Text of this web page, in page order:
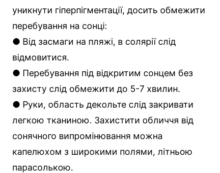
уникнути гіперпігментації, досить обмежити
перебування на сонці:
● Від засмаги на пляжі, в солярії слід
відмовитися.
● Перебування під відкритим сонцем без
захисту слід обмежити до 5-7 хвилин.
● Руки, область декольте слід закривати
легкою тканиною. Захистити обличчя від
сонячного випромінювання можна
капелюхом з широкими полями, літньою
парасолькою.